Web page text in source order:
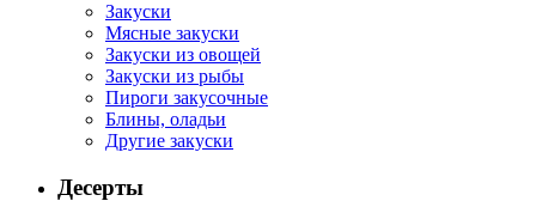
Закуски
Мясные закуски
Закуски из овощей
Закуски из рыбы
Пироги закусочные
Блины, оладьи
Другие закуски
Десерты